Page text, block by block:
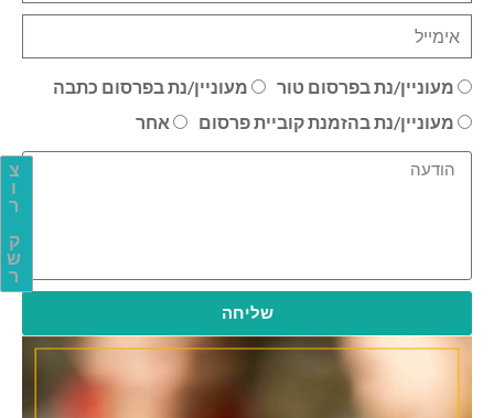
צ
ו
ר
ק
ש
ר
מעוניין/נת בפרסום טור
מעוניין/נת בפרסום כתבה
מעוניין/נת בהזמנת קוביית פרסום
אחר
שליחה